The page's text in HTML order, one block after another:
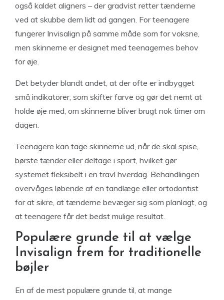
også kaldet aligners – der gradvist retter tænderne
ved at skubbe dem lidt ad gangen. For teenagere
fungerer Invisalign på samme måde som for voksne,
men skinnerne er designet med teenagernes behov
for øje.
Det betyder blandt andet, at der ofte er indbygget
små indikatorer, som skifter farve og gør det nemt at
holde øje med, om skinnerne bliver brugt nok timer om
dagen.
Teenagere kan tage skinnerne ud, når de skal spise,
børste tænder eller deltage i sport, hvilket gør
systemet fleksibelt i en travl hverdag. Behandlingen
overvåges løbende af en tandlæge eller ortodontist
for at sikre, at tænderne bevæger sig som planlagt, og
at teenagere får det bedst mulige resultat.
Populære grunde til at vælge
Invisalign frem for traditionelle
bøjler
En af de mest populære grunde til, at mange